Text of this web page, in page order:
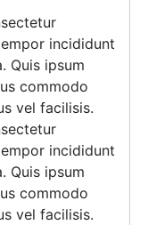
incididunt
Quis ipsum
commodo
vel facilisis.
incididunt
Quis ipsum
commodo
vel facilisis.